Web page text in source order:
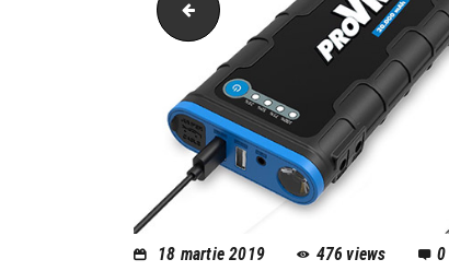
tube-jr
18 martie 2019 476 views 0